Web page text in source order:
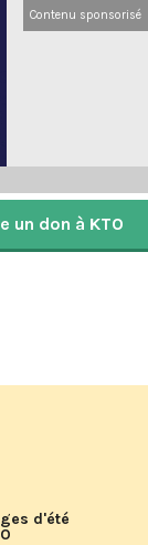
Contenu sponsorisé
un don à KTO
d'été